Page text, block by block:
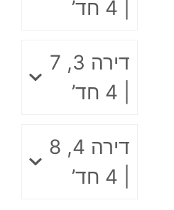
דירה 3, 7
דירה 4, 8